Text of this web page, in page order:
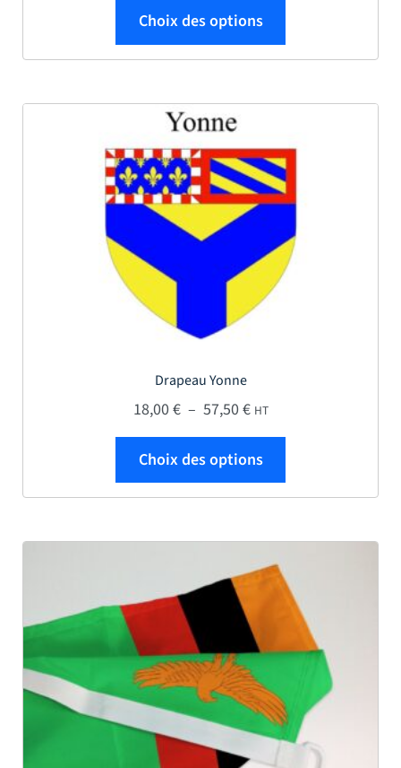
Choix des options
Drapeau Yonne
18,00€ – 57,50€Plage de prix : 18,00 €
HT
Choix des options